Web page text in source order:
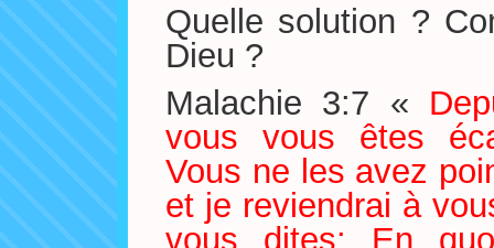
Quelle solution ?
Dieu ?
Malachie 3:7 «
vous vous êtes
Vous ne les avez
et je reviendrai à
vous dites: En